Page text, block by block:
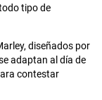
tipo de
diseñados por
adaptan al día de
contestar